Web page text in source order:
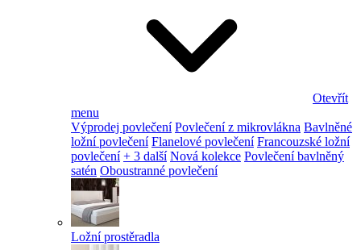
Otevřít
menu
Výprodej povlečení Povlečení z mikrovlákna Bavlněné
ložní povlečení Flanelové povlečení Francouzské ložní
povlečení + 3 další Nová kolekce Povlečení bavlněný
satén Oboustranné povlečení
Ložní prostěradla